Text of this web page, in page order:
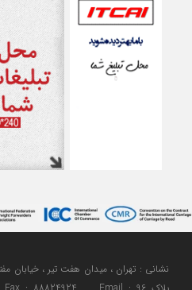
نشانی : تهران ، میدان هفت تیر ، خیابان